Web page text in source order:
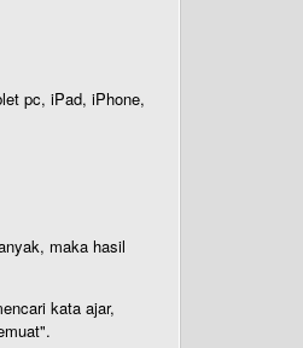
pc, iPad, iPhone,
maka hasil
kata ajar,